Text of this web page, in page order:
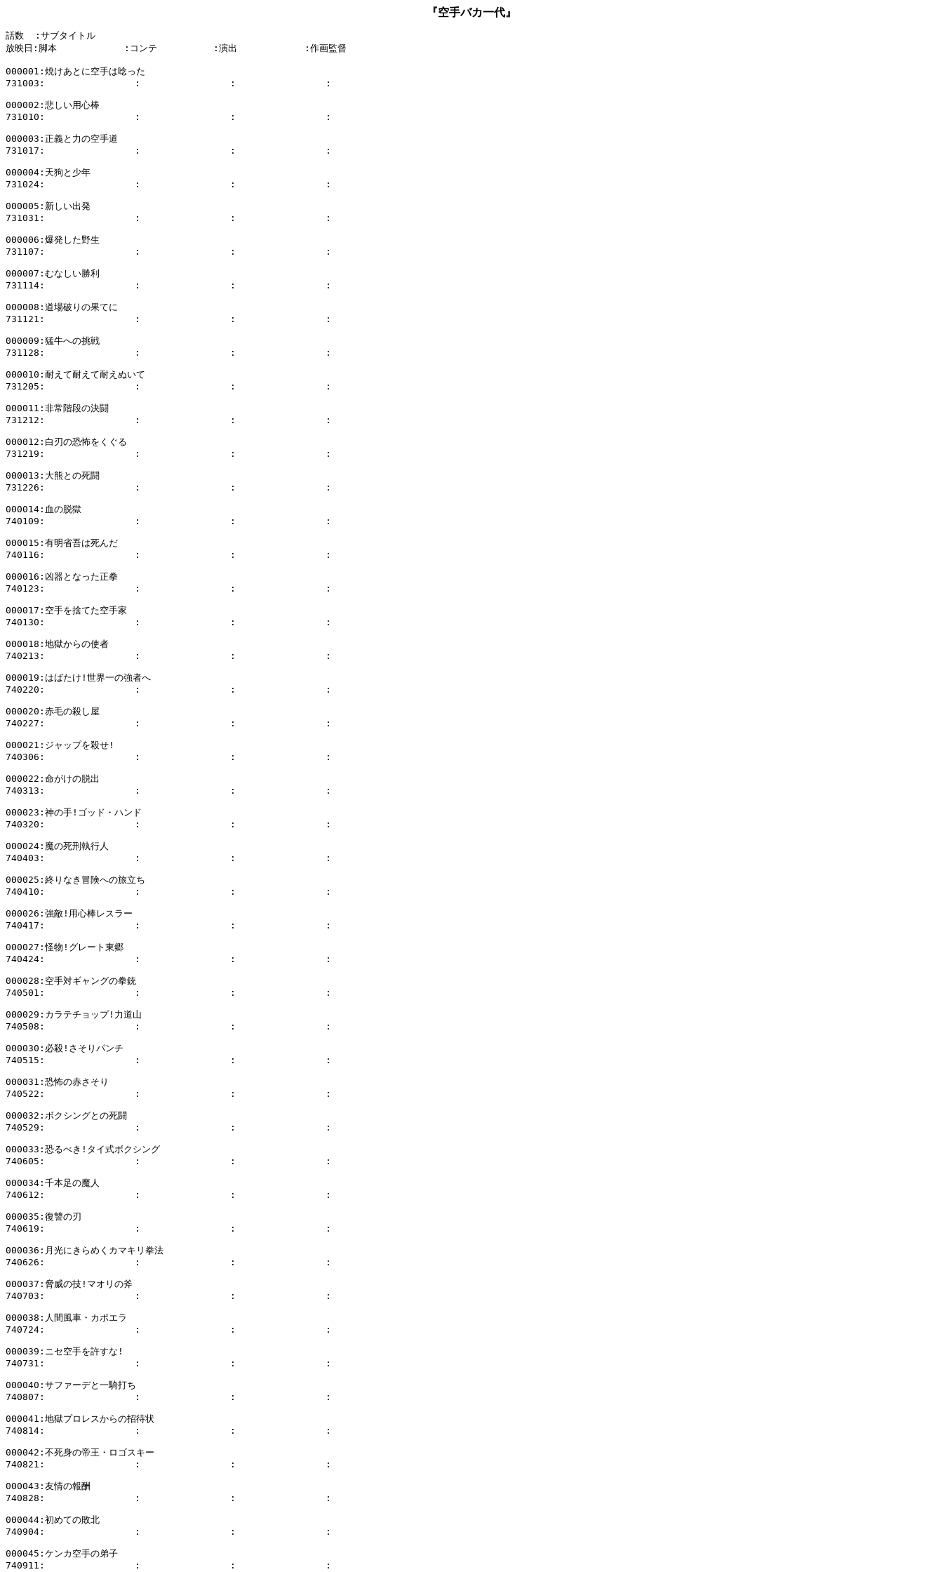
『空手バカ一代』
話数  :サブタイトル
放映日:脚本            :コンテ          :演出            :作画監督
000001:焼けあとに空手は唸った
731003:                :                :                :
000002:悲しい用心棒
731010:                :                :                :
000003:正義と力の空手道
731017:                :                :                :
000004:天狗と少年
731024:                :                :                :
000005:新しい出発
731031:                :                :                :
000006:爆発した野生
731107:                :                :                :
000007:むなしい勝利
731114:                :                :                :
000008:道場破りの果てに
731121:                :                :                :
000009:猛牛への挑戦
731128:                :                :                :
000010:耐えて耐えて耐えぬいて
731205:                :                :                :
000011:非常階段の決闘
731212:                :                :                :
000012:白刃の恐怖をくぐる
731219:                :                :                :
000013:大熊との死闘
731226:                :                :                :
000014:血の脱獄
740109:                :                :                :
000015:有明省吾は死んだ
740116:                :                :                :
000016:凶器となった正拳
740123:                :                :                :
000017:空手を捨てた空手家
740130:                :                :                :
000018:地獄からの使者
740213:                :                :                :
000019:はばたけ!世界一の強者へ
740220:                :                :                :
000020:赤毛の殺し屋
740227:                :                :                :
000021:ジャップを殺せ!
740306:                :                :                :
000022:命がけの脱出
740313:                :                :                :
000023:神の手!ゴッド・ハンド
740320:                :                :                :
000024:魔の死刑執行人
740403:                :                :                :
000025:終りなき冒険への旅立ち
740410:                :                :                :
000026:強敵!用心棒レスラー
740417:                :                :                :
000027:怪物!グレート東郷
740424:                :                :                :
000028:空手対ギャングの拳銃
740501:                :                :                :
000029:カラテチョップ!力道山
740508:                :                :                :
000030:必殺!さそりパンチ
740515:                :                :                :
000031:恐怖の赤さそり
740522:                :                :                :
000032:ボクシングとの死闘
740529:                :                :                :
000033:恐るべき!タイ式ボクシング
740605:                :                :                :
000034:千本足の魔人
740612:                :                :                :
000035:復讐の刃
740619:                :                :                :
000036:月光にきらめくカマキリ拳法
740626:                :                :                :
000037:脅威の技!マオリの斧
740703:                :                :                :
000038:人間風車・カポエラ
740724:                :                :                :
000039:ニセ空手を許すな!
740731:                :                :                :
000040:サファーデと一騎打ち
740807:                :                :                :
000041:地獄プロレスからの招待状
740814:                :                :                :
000042:不死身の帝王・ロゴスキー
740821:                :                :                :
000043:友情の報酬
740828:                :                :                :
000044:初めての敗北
740904:                :                :                :
000045:ケンカ空手の弟子
740911:                :                :                :